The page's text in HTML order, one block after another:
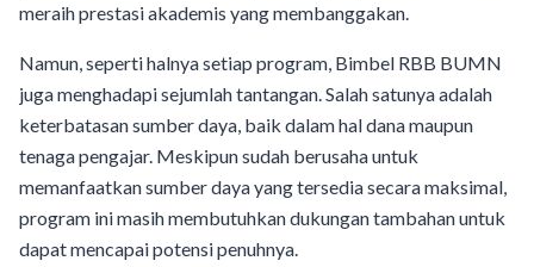
meraih prestasi akademis yang membanggakan.
Namun, seperti halnya setiap program, Bimbel RBB BUMN
juga menghadapi sejumlah tantangan. Salah satunya adalah
keterbatasan sumber daya, baik dalam hal dana maupun
tenaga pengajar. Meskipun sudah berusaha untuk
memanfaatkan sumber daya yang tersedia secara maksimal,
program ini masih membutuhkan dukungan tambahan untuk
dapat mencapai potensi penuhnya.